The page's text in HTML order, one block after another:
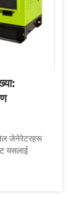
जेनेरेटरहरू
यसलाई
बिजुलीमा
नै महत्वपूर्ण